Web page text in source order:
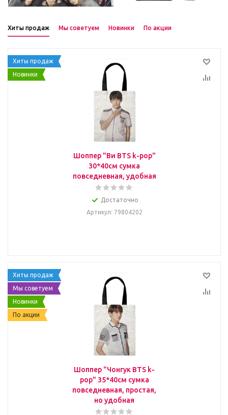
Хиты продаж Мы советуем Новинки По акции
Хиты продаж
Новинки
Шоппер "Ви BTS k-pop"
30*40см сумка
повседневная, удобная
Достаточно
Артикул: 79804202
Хиты продаж
Мы советуем
Новинки
По акции
Шоппер "Чонгук BTS k-
pop" 35*40см сумка
повседневная, простая,
но удобная